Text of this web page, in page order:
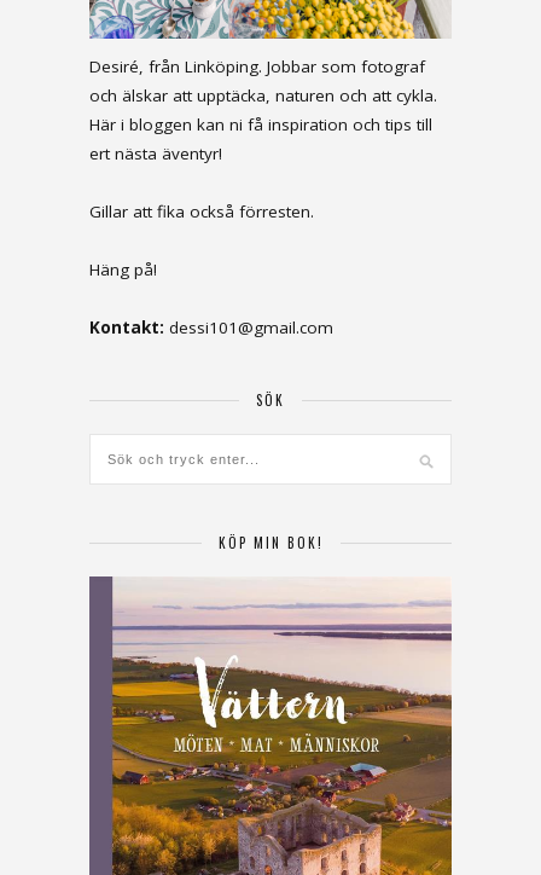
Desiré, från Linköping. Jobbar som fotograf
och älskar att upptäcka, naturen och att cykla.
Här i bloggen kan ni få inspiration och tips till
ert nästa äventyr!
Gillar att fika också förresten.
Häng på!
Kontakt: dessi101@gmail.com
SÖK
KÖP MIN BOK!